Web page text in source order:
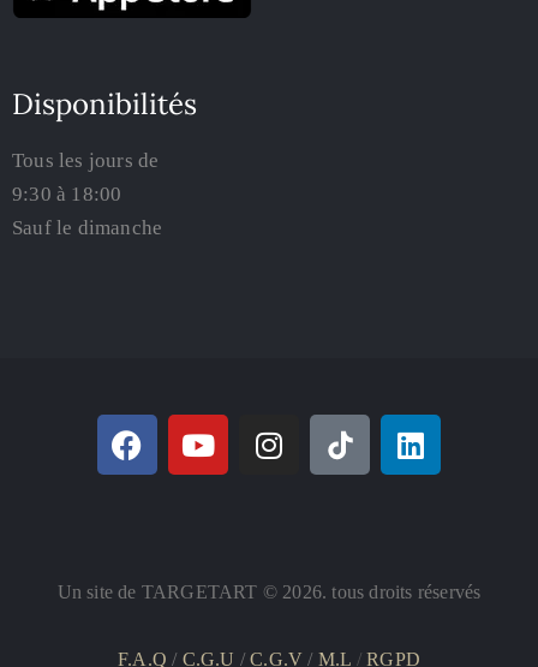
Disponibilités
Tous les jours de
9:30 à 18:00
Sauf le dimanche
Un site de TARGETART © 2026. tous droits réservés
F.A.Q / C.G.U /C.G.V/ M.L /RGPD